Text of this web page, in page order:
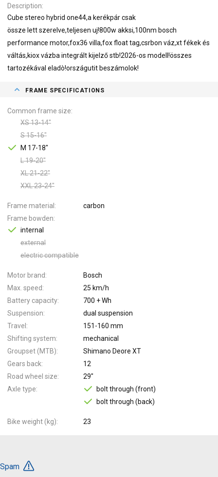
Description
Cube stereo hybrid one44,a kerékpár csak
össze lett szerelve,teljesen uj!800w akksi,100nm bosch
performance motor,fox36 villa,fox float tag,csrbon váz,xt fékek és
váltás,kiox vázba integrált kijelző stb!2026-os modell!összes
tartozékával eladò!országutit beszámolok!
FRAME SPECIFICATIONS
Common frame size
XS 13-14"
S 15-16"
M 17-18"
L 19-20"
XL 21-22"
XXL 23-24"
Frame material
carbon
Frame bowden
internal
external
electric compatible
Motor brand
Bosch
Max. speed
25 km/h
Battery capacity
700 + Wh
Suspension
dual suspension
Travel
151-160 mm
Shifting system
mechanical
Groupset (MTB)
Shimano Deore XT
Gears back
12
Road wheel size
29"
Axle type
bolt through (front)
bolt through (back)
Bike weight (kg) 23
Spam